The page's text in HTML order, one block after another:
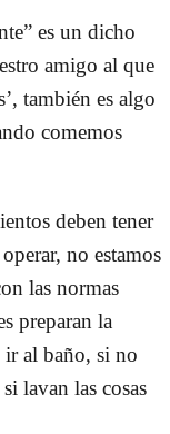
es un dicho
amigo al que
también es algo
comemos
deben tener
no estamos
las normas
preparan la
ir al baño, si no
lavan las cosas